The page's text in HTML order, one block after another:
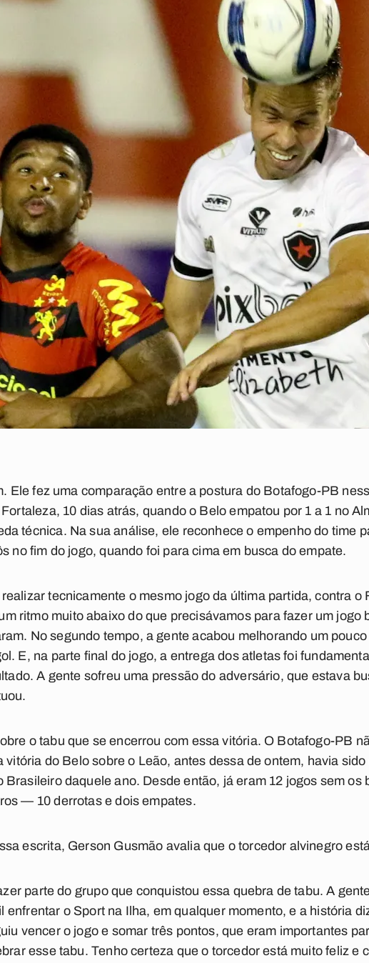
Ele fez uma comparação entre a postura do Botafogo-PB
10 dias atrás, quando o Belo empatou por 1 a 1 no
técnica. Na sua análise, ele reconhece o empenho do time
no fim do jogo, quando foi para cima em busca do empate.
tecnicamente o mesmo jogo da última partida, contra o
ritmo muito abaixo do que precisávamos para fazer um jogo
No segundo tempo, a gente acabou melhorando um
E, na parte final do jogo, a entrega dos atletas foi
A gente sofreu uma pressão do adversário, que estava
o tabu que se encerrou com essa vitória. O Botafogo-PB
vitória do Belo sobre o Leão, antes dessa de ontem, havia sido
Brasileiro daquele ano. Desde então, já eram 12 jogos sem os
— 10 derrotas e dois empates.
escrita, Gerson Gusmão avalia que o torcedor alvinegro
parte do grupo que conquistou essa quebra de tabu. A
enfrentar o Sport na Ilha, em qualquer momento, e a história
vencer o jogo e somar três pontos, que eram importantes
esse tabu. Tenho certeza que o torcedor está muito feliz e